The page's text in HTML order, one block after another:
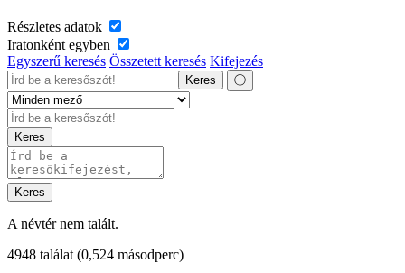
Részletes adatok
Iratonként egyben
Egyszerű keresés Összetett keresés Kifejezés
Keres ⓘ
Keres
Keres
A névtér nem talált.
4948 találat (0,524 másodperc)